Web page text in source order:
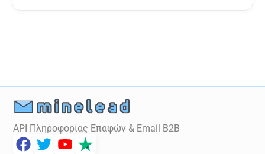
API Πληροφορίας Επαφών & Email B2B